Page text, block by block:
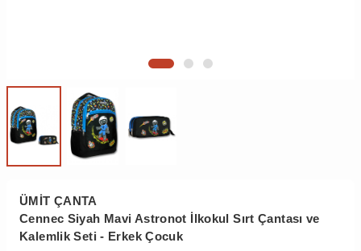
ÜMİT ÇANTA
Cennec Siyah Mavi Astronot İlkokul Sırt Çantası ve
Kalemlik Seti - Erkek Çocuk